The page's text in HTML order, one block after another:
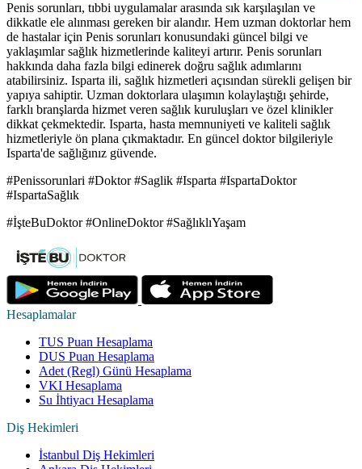
Penis sorunları, tıbbi uygulamalar arasında sık karşılaşılan ve
dikkatle ele alınması gereken bir alandır. Hem uzman doktorlar hem
de hastalar için Penis sorunları konusundaki güncel bilgi ve
yaklaşımlar sağlık hizmetlerinde kaliteyi artırır. Penis sorunları
hakkında daha fazla bilgi edinerek doğru sağlık adımlarını
atabilirsiniz. Isparta ili, sağlık hizmetleri açısından sürekli gelişen bir
yapıya sahiptir. Uzman doktorlara ulaşımın kolaylaştığı şehirde,
farklı branşlarda hizmet veren sağlık kuruluşları ve özel klinikler
dikkat çekmektedir. Isparta, hasta memnuniyeti ve kaliteli sağlık
hizmetleriyle ön plana çıkmaktadır. En güncel doktor bilgileriyle
Isparta'de sağlığınız güvende.
#Penissorunlari #Doktor #Saglik #Isparta #IspartaDoktor
#IspartaSağlık
#İşteBuDoktor #OnlineDoktor #SağlıklıYaşam
Hesaplamalar
TUS Puan Hesaplama
DUS Puan Hesaplama
Adet (Regl) Günü Hesaplama
VKI Hesaplama
Su İhtiyacı Hesaplama
Diş Hekimleri
İstanbul Diş Hekimleri